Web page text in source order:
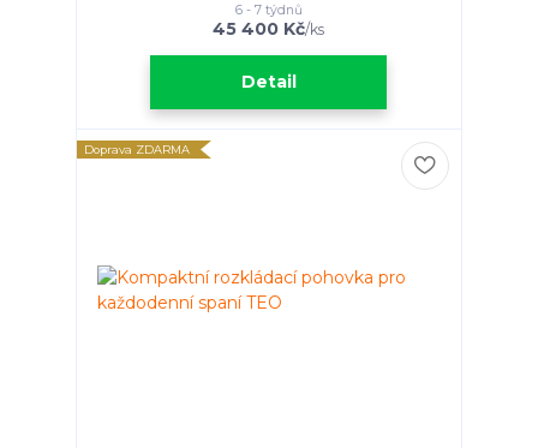
45 400 Kč/ks
6 - 7 týdnů
Detail
Doprava ZDARMA